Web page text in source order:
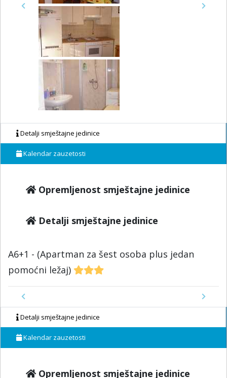
Previous Next
Detalji smještajne jedinice
Kalendar zauzetosti
Opremljenost smještajne jedinice
Detalji smještajne jedinice
A6+1 - (Apartman za šest osoba plus jedan
pomoćni ležaj)
Previous
Next
Detalji smještajne jedinice
Kalendar zauzetosti
Opremljenost smještajne jedinice